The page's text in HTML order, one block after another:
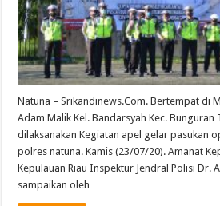
Natuna – Srikandinews.Com. Bertempat di
Adam Malik Kel. Bandarsyah Kec. Bunguran
dilaksanakan Kegiatan apel gelar pasukan
polres natuna. Kamis (23/07/20). Amanat
Kepulauan Riau Inspektur Jendral Polisi Dr.
sampaikan oleh …